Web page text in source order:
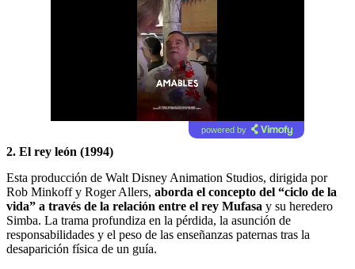
powered by
2. El rey león (1994)
Esta producción de Walt Disney Animation Studios, dirigida por
Rob Minkoff y Roger Allers, aborda el concepto del “ciclo de la
vida” a través de la relación entre el rey Mufasa y su heredero
Simba. La trama profundiza en la pérdida, la asunción de
responsabilidades y el peso de las enseñanzas paternas tras la
desaparición física de un guía.